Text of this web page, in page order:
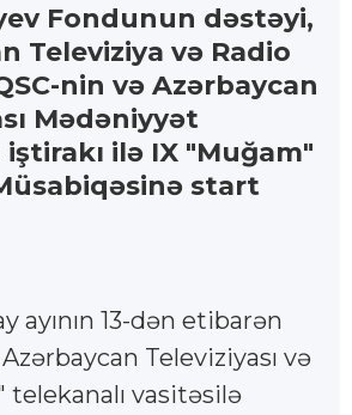
Fondunun dəstəyi,
Televiziya və Radio
nin və Azərbaycan
Mədəniyyət
ilə IX "Muğam"
start
ayının 13-dən etibarən
Televiziyası və
vasitəsilə